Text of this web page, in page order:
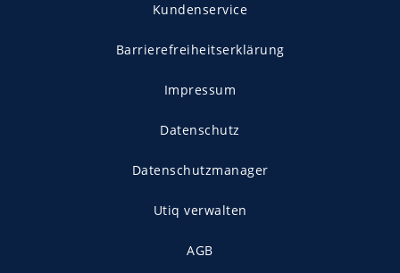
Kundenservice
Barrierefreiheitserklärung
Impressum
Datenschutz
Datenschutzmanager
Utiq verwalten
AGB